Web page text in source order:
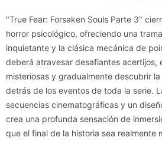
"True Fear: Forsaken Souls Parte 3"
horror psicológico, ofreciendo una
inquietante y la clásica mecánica de
deberá atravesar desafiantes acertijos,
misteriosas y gradualmente descubrir
detrás de los eventos de toda la serie.
secuencias cinematográficas y un
crea una profunda sensación de
que el final de la historia sea realmente